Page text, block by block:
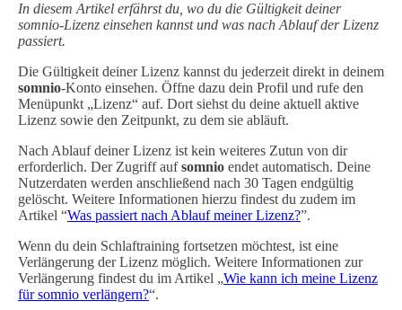
In diesem Artikel erfährst du, wo du die Gültigkeit deiner
somnio-Lizenz einsehen kannst und was nach Ablauf der Lizenz
passiert.
Die Gültigkeit deiner Lizenz kannst du jederzeit direkt in deinem
somnio-Konto einsehen. Öffne dazu dein Profil und rufe den
Menüpunkt „Lizenz“ auf. Dort siehst du deine aktuell aktive
Lizenz sowie den Zeitpunkt, zu dem sie abläuft.
Nach Ablauf deiner Lizenz ist kein weiteres Zutun von dir
erforderlich. Der Zugriff aufsomnio endet automatisch. Deine
Nutzerdaten werden anschließend nach 30 Tagen endgültig
gelöscht. Weitere Informationen hierzu findest du zudem im
Artikel “Was passiert nach Ablauf meiner Lizenz?”.
Wenn du dein Schlaftraining fortsetzen möchtest, ist eine
Verlängerung der Lizenz möglich. Weitere Informationen zur
Verlängerung findest du im Artikel „Wie kann ich meine Lizenz
für somnio verlängern?“.